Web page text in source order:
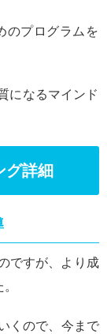
のプログラムを
になるマインド
グ詳細
ですが、より成
くので、今まで